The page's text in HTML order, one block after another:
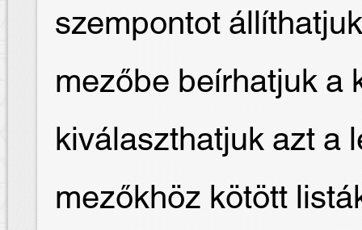
szempontot
mezőbe beírhatjuk a
kiválaszthatjuk azt a
mezőkhöz kötött